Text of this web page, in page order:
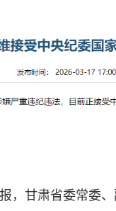
，甘肃省委常委